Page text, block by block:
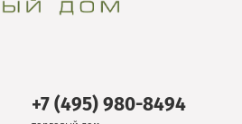
+7 (495) 980-8494